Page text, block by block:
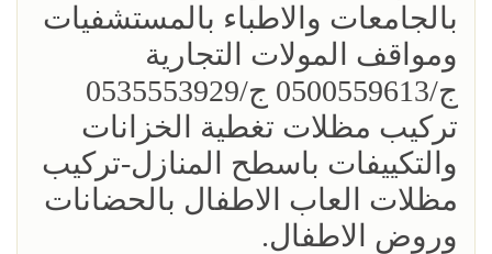
بالجامعات والاطباء بالمستشفيات
ومواقف المولات التجارية
ج/0500559613 ج/0535553929
تركيب مظلات تغطية الخزانات
والتكييفات باسطح المنازل-تركيب
مظلات العاب الاطفال بالحضانات
وروض الاطفال.